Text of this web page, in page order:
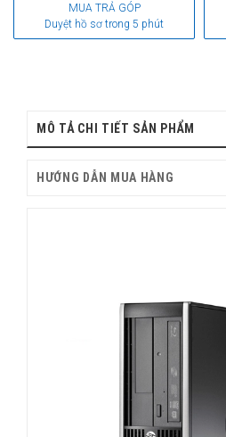
MUA TRẢ GÓP
Duyệt hồ sơ trong 5 phút
MÔ TẢ CHI TIẾT SẢN PHẨM
HƯỚNG DẪN MUA HÀNG